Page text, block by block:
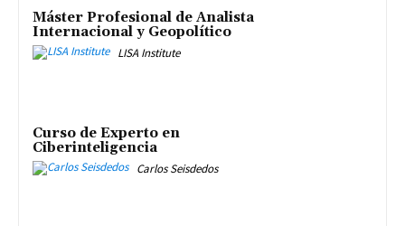
Máster Profesional de Analista
Internacional y Geopolítico
LISA Institute
Curso de Experto en
Ciberinteligencia
Carlos Seisdedos